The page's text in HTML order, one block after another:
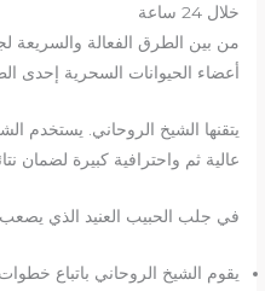
خلال 24 ساعة
من بين الطرق الفعالة والسريعة
أعضاء الحيوانات السحرية إحدى
يتقنها الشيخ الروحاني. يستخدم
عالية ثم واحترافية كبيرة لضمان
في جلب الحبيب العنيد الذي
يقوم الشيخ الروحاني باتباع